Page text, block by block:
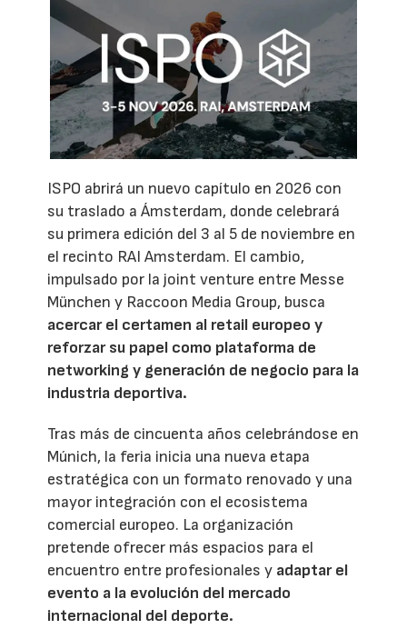
ISPO abrirá un nuevo capítulo en 2026 con
su traslado a Ámsterdam, donde celebrará
su primera edición del 3 al 5 de noviembre en
el recinto RAI Amsterdam. El cambio,
impulsado por la joint venture entre Messe
München y Raccoon Media Group, busca
acercar el certamen al retail europeo y
reforzar su papel como plataforma de
networking y generación de negocio para la
industria deportiva.
Tras más de cincuenta años celebrándose en
Múnich, la feria inicia una nueva etapa
estratégica con un formato renovado y una
mayor integración con el ecosistema
comercial europeo. La organización
pretende ofrecer más espacios para el
encuentro entre profesionales y adaptar el
evento a la evolución del mercado
internacional del deporte.